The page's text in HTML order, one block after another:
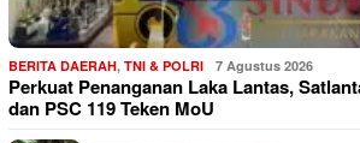
BERITA DAERAH, TNI & POLRI 7 Agustus 2026
Perkuat Penanganan Laka Lantas,
dan PSC 119 Teken MoU